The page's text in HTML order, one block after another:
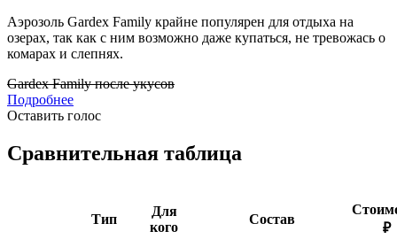
Аэрозоль Gardex Family крайне популярен для отдыха на
озерах, так как с ним возможно даже купаться, не тревожась о
комарах и слепнях.
Gardex Family после укусов
Подробнее
Оставить голос
Сравнительная таблица
Тип
Для
кого
Состав
₽